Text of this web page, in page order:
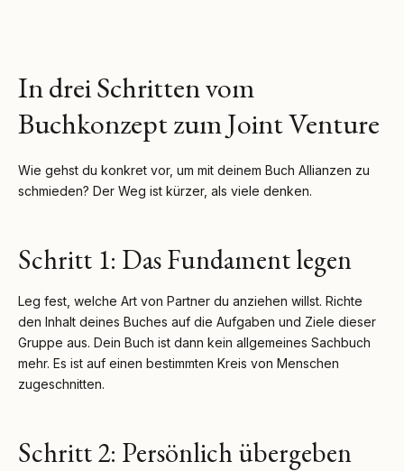
In drei Schritten vom
Buchkonzept zum Joint Venture
Wie gehst du konkret vor, um mit deinem Buch Allianzen zu
schmieden? Der Weg ist kürzer, als viele denken.
Schritt 1: Das Fundament legen
Leg fest, welche Art von Partner du anziehen willst. Richte
den Inhalt deines Buches auf die Aufgaben und Ziele dieser
Gruppe aus. Dein Buch ist dann kein allgemeines Sachbuch
mehr. Es ist auf einen bestimmten Kreis von Menschen
zugeschnitten.
Schritt 2: Persönlich übergeben